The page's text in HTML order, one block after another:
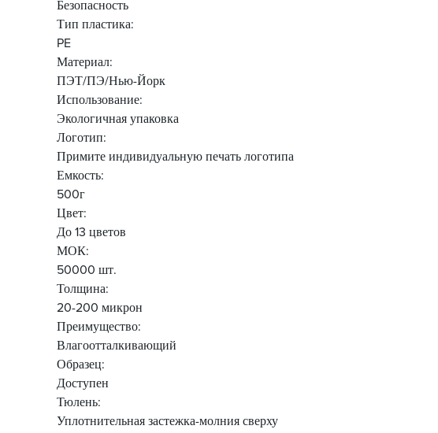
Безопасность
Тип пластика:
PE
Материал:
ПЭТ/ПЭ/Нью-Йорк
Использование:
Экологичная упаковка
Логотип:
Примите индивидуальную печать логотипа
Емкость:
500г
Цвет:
До 13 цветов
МОК:
50000 шт.
Толщина:
20-200 микрон
Преимущество:
Влагоотталкивающий
Образец:
Доступен
Тюлень:
Уплотнительная застежка-молния сверху